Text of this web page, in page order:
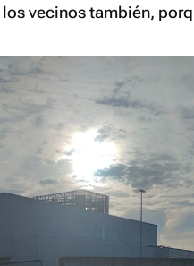
vecinos también,